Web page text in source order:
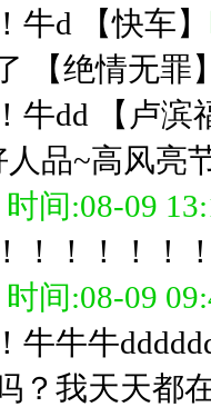
牛d 【快车】
【绝情无罪
牛dd 【 卢滨
人品~高风亮
时间:08-09
！！！！！
时间:08-09
牛牛牛
？我天天都